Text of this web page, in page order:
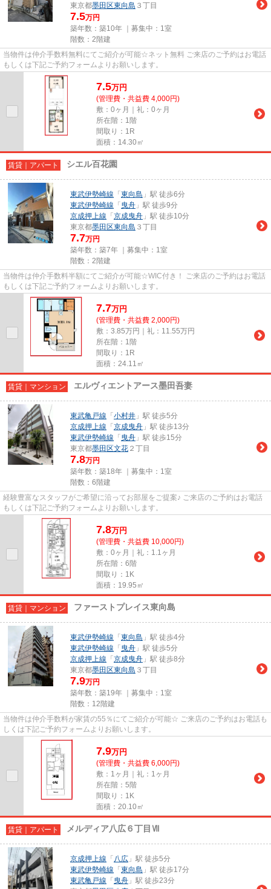
東京都墨田区東向島 ３丁目
7.5万円
築年数：築10年 ｜募集中： 1室
階数：2階建
当物件は仲介手数料無料にてご紹介が可能☆ネット無料 ご来店のご予約はお電話
もしくは下記ご予約フォームよりお願いします。
7.5万円
(管理費・共益費 4,000円)
敷：0ヶ月｜礼：0ヶ月
所在階：1階
間取り：1R
面積：14.30㎡
賃貸｜アパート シエル百花園
東武伊勢崎線 「 東向島 」駅 徒歩6分
東武伊勢崎線 「 曳舟 」駅 徒歩9分
京成押上線 「 京成曳舟 」駅 徒歩10分
東京都墨田区東向島 ３丁目
7.7万円
築年数：築7年 ｜募集中： 1室
階数：2階建
当物件は仲介手数料半額にてご紹介が可能☆WIC付き！ ご来店のご予約はお電話
もしくは下記ご予約フォームよりお願いします。
7.7万円
(管理費・共益費 2,000円)
敷：3.85万円｜礼：11.55万円
所在階：1階
間取り：1R
面積：24.11㎡
賃貸｜マンション エルヴィエントアース墨田吾妻
東武亀戸線 「 小村井 」駅 徒歩5分
京成押上線 「 京成曳舟 」駅 徒歩13分
東武伊勢崎線 「 曳舟 」駅 徒歩15分
東京都墨田区文花 ２丁目
7.8万円
築年数：築18年 ｜募集中： 1室
階数：6階建
経験豊富なスタッフがご希望に沿ってお部屋をご提案♪ ご来店のご予約はお電話
もしくは下記ご予約フォームよりお願いします。
7.8万円
(管理費・共益費 10,000円)
敷：0ヶ月｜礼：1.1ヶ月
所在階：6階
間取り：1K
面積：19.95㎡
賃貸｜マンション ファーストプレイス東向島
東武伊勢崎線 「 東向島 」駅 徒歩4分
東武伊勢崎線 「 曳舟 」駅 徒歩5分
京成押上線 「 京成曳舟 」駅 徒歩8分
東京都墨田区東向島 ３丁目
7.9万円
築年数：築19年 ｜募集中： 1室
階数：12階建
当物件は仲介手数料が家賃の55％にてご紹介が可能☆ ご来店のご予約はお電話も
しくは下記ご予約フォームよりお願いします。
7.9万円
(管理費・共益費 6,000円)
敷：1ヶ月｜礼：1ヶ月
所在階：5階
間取り：1K
面積：20.10㎡
賃貸｜アパート メルディア八広６丁目Ⅶ
京成押上線 「 八広 」駅 徒歩5分
東武伊勢崎線 「 東向島 」駅 徒歩17分
東武亀戸線 「 曳舟 」駅 徒歩23分